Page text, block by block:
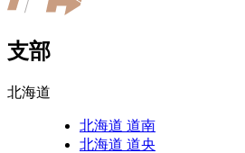
支部
北海道
北海道 道南
北海道 道央